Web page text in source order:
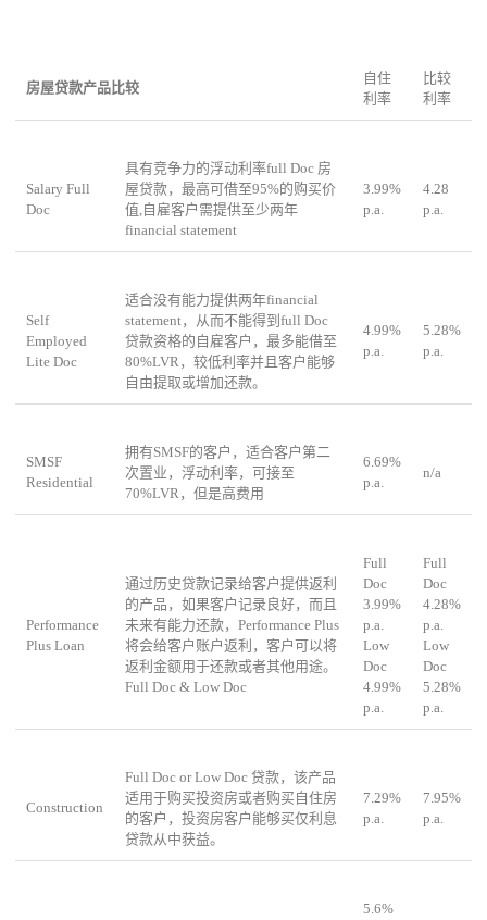
房屋贷款产品比较
自住
利率
比较
利率
Salary Full
Doc
具有竞争力的浮动利率full Doc 房
屋贷款，最高可借至95%的购买价
值,自雇客户需提供至少两年
financial statement
3.99%
p.a.
4.28
p.a.
Self
Employed
Lite Doc
适合没有能力提供两年financial
statement，从而不能得到 full Doc
贷款资格的自雇客户，最多能借至
80%LVR，较低利率并且客户能够
自由提取或增加还款。
4.99%
p.a.
5.28%
p.a.
SMSF
Residential
拥有SMSF的客户，适合客户第二
次置业，浮动利率，可接至
70%LVR，但是高费用
6.69%
p.a.
n/a
Performance
Plus Loan
通过历史贷款记录给客户提供返利
的产品，如果客户记录良好，而且
未来有能力还款， Performance Plus
将会给客户账户返利，客户可以将
返利金额用于还款或者其他用途。
Full Doc & Low Doc
Full
Doc
3.99%
p.a.
Low
Doc
4.99%
p.a.
Full
Doc
4.28%
p.a.
Low
Doc
5.28%
p.a.
Construction
Full Doc or Low Doc 贷款，该产品
适用于购买投资房或者购买自住房
的客户，投资房客户能够买仅利息
贷款从中获益。
7.29%
p.a.
7.95%
p.a.
5.6%